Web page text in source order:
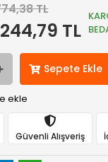
TL
TL
Sepete Ekle
ekle
Güvenli Alışveriş